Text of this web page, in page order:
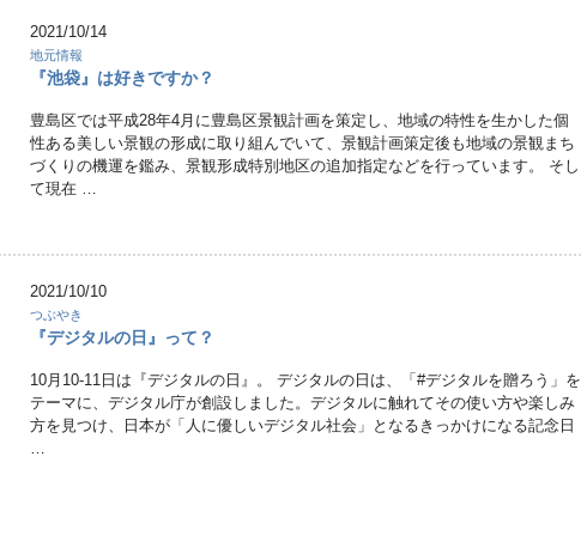
2021/10/14
地元情報
『池袋』は好きですか？
豊島区では平成28年4月に豊島区景観計画を策定し、地域の特性を生かした個
性ある美しい景観の形成に取り組んでいて、景観計画策定後も地域の景観まち
づくりの機運を鑑み、景観形成特別地区の追加指定などを行っています。 そし
て現在 …
2021/10/10
つぶやき
『デジタルの日』って？
10月10-11日は『デジタルの日』。 デジタルの日は、「#デジタルを贈ろう」を
テーマに、デジタル庁が創設しました。デジタルに触れてその使い方や楽しみ
方を見つけ、日本が「人に優しいデジタル社会」となるきっかけになる記念日